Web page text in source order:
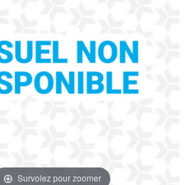
Survolez pour zoomer